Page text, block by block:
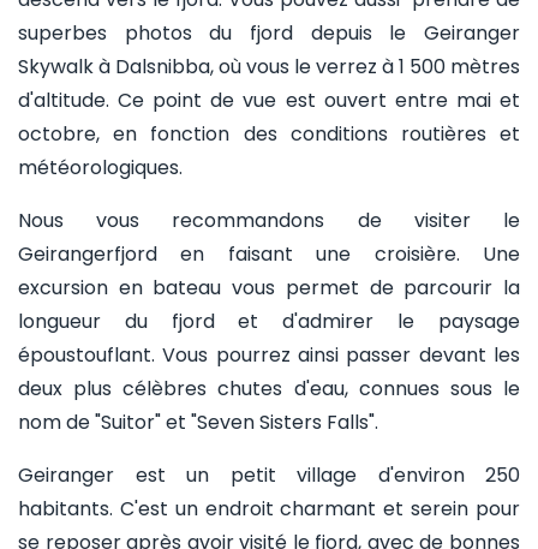
superbes photos du fjord depuis le Geiranger
Skywalk à Dalsnibba, où vous le verrez à 1 500 mètres
d'altitude. Ce point de vue est ouvert entre mai et
octobre, en fonction des conditions routières et
météorologiques.
Nous vous recommandons de visiter le
Geirangerfjord en faisant une croisière. Une
excursion en bateau vous permet de parcourir la
longueur du fjord et d'admirer le paysage
époustouflant. Vous pourrez ainsi passer devant les
deux plus célèbres chutes d'eau, connues sous le
nom de "Suitor" et "Seven Sisters Falls".
Geiranger est un petit village d'environ 250
habitants. C'est un endroit charmant et serein pour
se reposer après avoir visité le fjord, avec de bonnes